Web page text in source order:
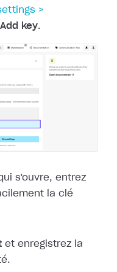
>
Add key.
s'ouvre, entrez
la clé
et enregistrez la